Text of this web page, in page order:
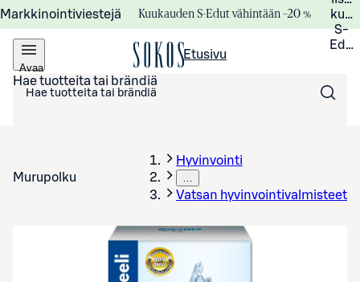
Markkinointiviestejä Kuukauden S-Edut vähintään –20 %
S-
Avaa
valikko
Etusivu
Hae tuotteita tai brändiä
Murupolku
Hyvinvointi
…
Vatsan hyvinvointivalmisteet